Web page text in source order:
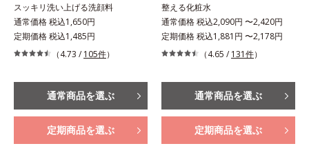
スッキリ洗い上げる洗顔料
通常価格 税込1,650円
定期価格 税込1,485円
（4.73 / 105件）
通常商品を選ぶ
定期商品を選ぶ
整える化粧水
通常価格 税込2,090円 〜2,420円
定期価格 税込1,881円 〜2,178円
（4.65 / 131件）
通常商品を選ぶ
定期商品を選ぶ